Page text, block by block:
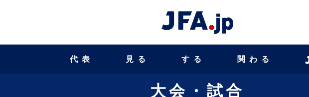
代表 見る する 関わる
大会・試合